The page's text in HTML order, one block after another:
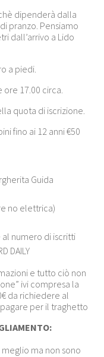
dipenderà dalla
pranzo. Pensiamo
dall’arrivo a Lido
a piedi.
17.00 circa.
quota di iscrizione.
fino ai 12 anni €50
Guida
no elettrica)
numero di iscritti
DAILY
e tutto ciò non
ivi compresa la
da richiedere al
per il traghetto
ma non sono